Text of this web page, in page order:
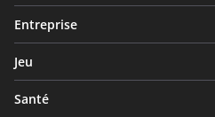
Entreprise
Jeu
Santé